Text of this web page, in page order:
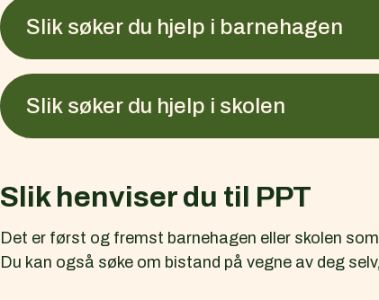
Slik søker du hjelp i barnehagen
Slik søker du hjelp i skolen
Slik henviser du til PPT
Det er først og fremst barnehagen eller skolen
Du kan også søke om bistand på vegne av deg